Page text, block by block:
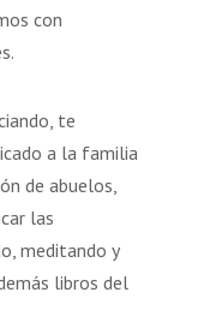
con
te
a la familia
de abuelos,
las
meditando y
libros del